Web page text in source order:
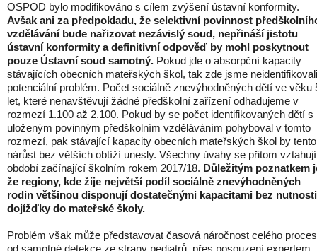
OSPOD bylo modifikováno s cílem zvýšení ústavní konformity.
Avšak ani za předpokladu, že selektivní povinnost
vzdělávání bude nařizovat nezávislý soud, nepřináší jistotu
ústavní konformity a definitivní odpověď by mohl poskytnout
pouze Ústavní soud samotný. Pokud jde o absorpční kapacity
stávajících obecních mateřských škol, tak zde jsme neidentifikovali
potenciální problém. Počet sociálně znevýhodněných dětí ve věku
let, které nenavštěvují žádné předškolní zařízení odhadujeme v
rozmezí 1.100 až 2.100. Pokud by se počet identifikovaných dětí s
uloženým povinným předškolním vzděláváním pohyboval v tomto
rozmezí, pak stávající kapacity obecních mateřských škol by tento
nárůst bez větších obtíží unesly. Všechny úvahy se přitom
období začínající školním rokem 2017/18. Důležitým poznatkem
že regiony, kde žije největší podíl sociálně znevýhodněných
rodin většinou disponují dostatečnými kapacitami bez nutnosti
dojížďky do mateřské školy.
Problém však může představovat časová náročnost celého
od samotné detekce ze strany pediatrů, přes posouzení expertem,